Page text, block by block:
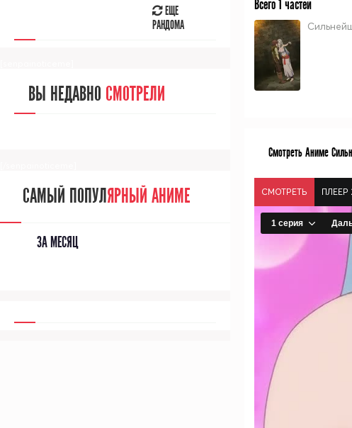
Всего 1 частей
Смотреть Аниме
СМОТРЕТЬ ПЛЕЕР
ЕЩЕ
РАНДОМА
ВЫ НЕДАВНО СМОТРЕЛИ
САМЫЙ ПОПУЛЯРНЫЙ АНИМЕ
ЗА МЕСЯЦ